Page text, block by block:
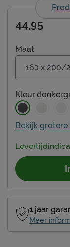
Maat
Kleur
Bekijk
44.95
1 jaar
Meer